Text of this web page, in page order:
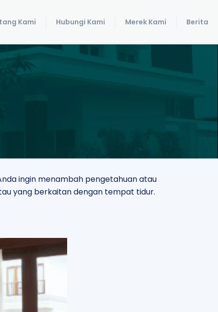
Kami Hubungi Kami Merek Kami Berita
ingin menambah pengetahuan atau
yang berkaitan dengan tempat tidur.